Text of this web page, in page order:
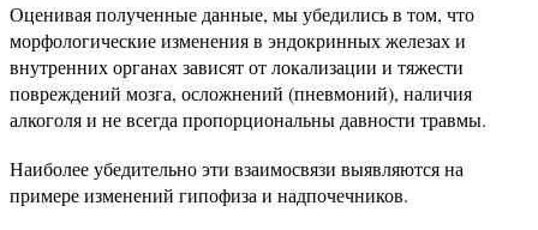
Оценивая полученные данные, мы убедились в том, что
морфологические изменения в эндокринных железах и
внутренних органах зависят от локализации и тяжести
повреждений мозга, осложнений (пневмоний), наличия
алкоголя и не всегда пропорциональны давности травмы.
Наиболее убедительно эти взаимосвязи выявляются на
примере изменений гипофиза и надпочечников.